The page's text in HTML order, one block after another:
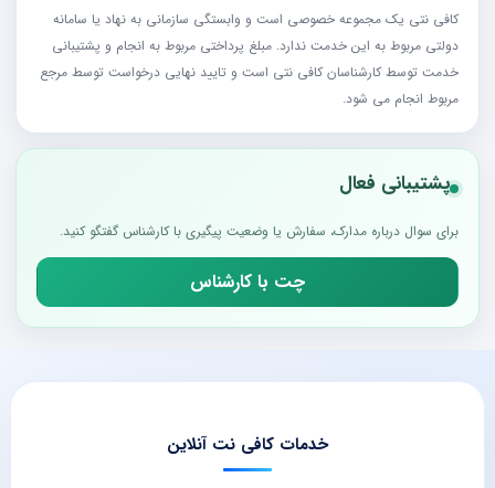
کافی نتی یک مجموعه خصوصی است و وابستگی سازمانی به نهاد یا سامانه
دولتی مربوط به این خدمت ندارد. مبلغ پرداختی مربوط به انجام و پشتیبانی
خدمت توسط کارشناسان کافی نتی است و تایید نهایی درخواست توسط مرجع
مربوط انجام می شود.
پشتیبانی فعال
برای سوال درباره مدارک، سفارش یا وضعیت پیگیری با کارشناس گفتگو کنید.
چت با کارشناس
خدمات کافی نت آنلاین